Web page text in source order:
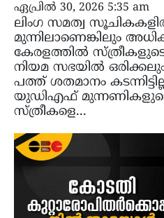
ഏപ്രിൽ 30, 2026 5:35 am
ലിംഗ സമത്വ
മുന്നിലാണെങ്കിലും
കേരളത്തിൽ
നിയമ സഭയിൽ ഒരിക്കലും
പത്ത് ശതമാനം
യുഡിഎഫ് മുന്നണികളുടെ
സ്ത്രീകളെ...